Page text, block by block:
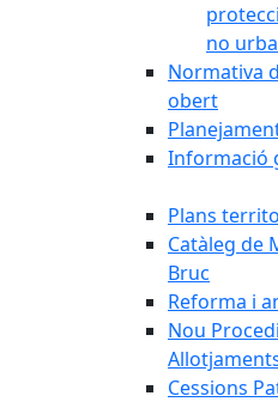
no
Normativa
obert
Informació
Plans
Catàleg de
Bruc
Reforma i
Nou
Cessions